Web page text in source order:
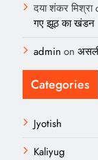
दया शंकर मिश्रा
गए झूठ का खंडन
admin on
Categories
Jyotish
Kaliyug